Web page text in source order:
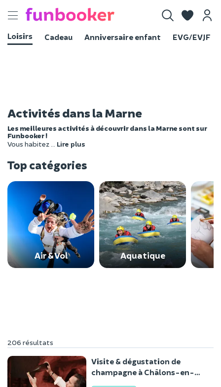
Toggle
Loisirs
Cadeau Anniversaire enfant EVG/EVJF
Activités dans la Marne
Les meilleures activités à découvrir dans la Marne sont sur
Funbooker !
Vous habitez
Lire plus
Top catégories
Air & Vol Aquatique
206 résultats
Visite & dégustation de
champagne à Châlons-en-